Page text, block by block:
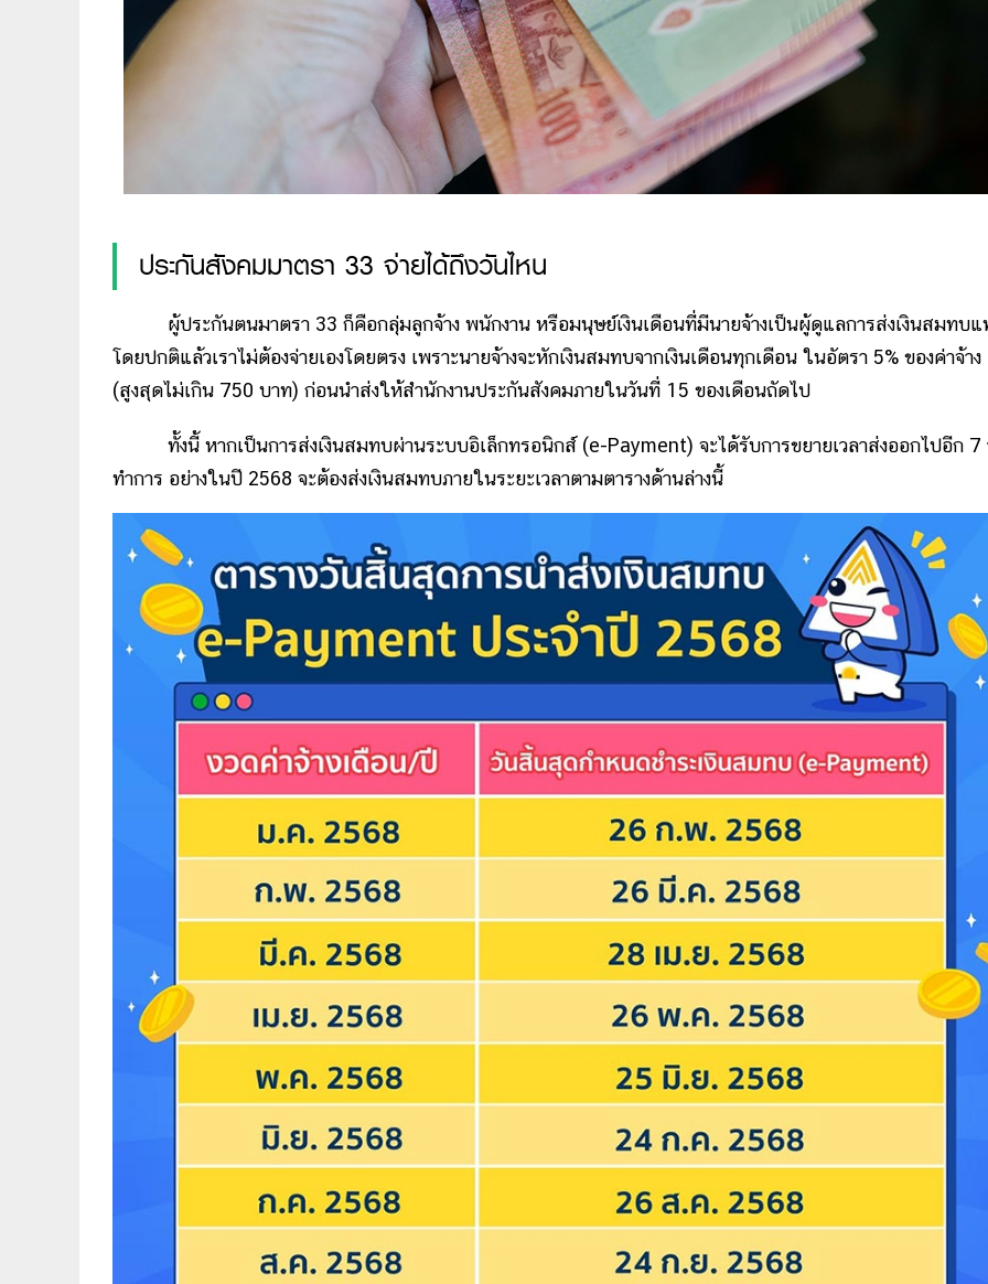
ประกันสังคมมาตรา 33 จ่ายได้ถึงวันไหน
ผู้ประกันตนมาตรา 33 ก็คือกลุ่มลูกจ้าง พนักงาน หรือมนุษย์เงินเดือนที่มีนายจ้างเป็นผู้ดูแลการส่งเงินสมทบ
โดยปกติแล้วเราไม่ต้องจ่ายเองโดยตรง เพราะนายจ้างจะหักเงินสมทบจากเงินเดือนทุกเดือน ในอัตรา 5% ของค่าจ้าง
(สูงสุดไม่เกิน 750 บาท) ก่อนนำส่งให้สำนักงานประกันสังคมภายในวันที่ 15 ของเดือนถัดไป
ทั้งนี้ หากเป็นการส่งเงินสมทบผ่านระบบอิเล็กทรอนิกส์ (e-Payment) จะได้รับการขยายเวลาส่งออกไปอีก 7
ทำการ อย่างในปี 2568 จะต้องส่งเงินสมทบภายในระยะเวลาตามตารางด้านล่างนี้